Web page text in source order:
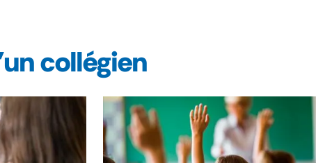
collégien